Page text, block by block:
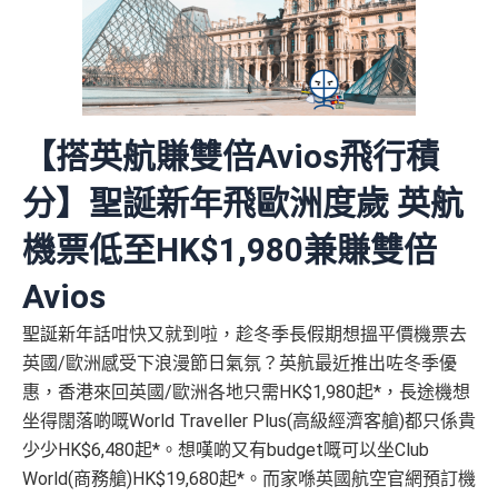
【搭英航賺雙倍Avios飛行積
分】聖誕新年飛歐洲度歲 英航
機票低至HK$1,980兼賺雙倍
Avios
聖誕新年話咁快又就到啦，趁冬季長假期想搵平價機票去
英國/歐洲感受下浪漫節日氣氛？英航最近推出咗冬季優
惠，香港來回英國/歐洲各地只需HK$1,980起*，長途機想
坐得闊落啲嘅World Traveller Plus(高級經濟客艙)都只係貴
少少HK$6,480起*。想嘆啲又有budget嘅可以坐Club
World(商務艙)HK$19,680起*。而家喺英國航空官網預訂機